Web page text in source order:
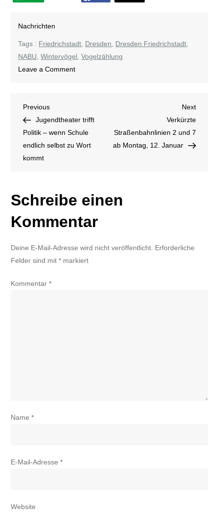
Nachrichten
Tags : Friedrichstadt Dresden Dresden Friedrichstadt
NABU ,Wintervögel ,Vogelzählung
Leave a Commenton
Beitragsnavigation
Previous
Post
Previous
Jugendtheater trifft
Politik – wenn Schule
endlich selbst zu Wort
kommt
Next
Post
Next
Verkürzte
Straßenbahnlinien 2 und 7
ab Montag, 12. Januar
Schreibe einen
Kommentar
Deine E-Mail-Adresse wird nicht veröffentlicht. Erforderliche
Felder sind mit* markiert
Kommentar*
Name*
E-Mail-Adresse*
Website